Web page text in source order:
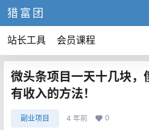
猎富团
站长工具 会员课程
微头条项目一天十几块，
有收入的方法！
副业项目 4 年前 0